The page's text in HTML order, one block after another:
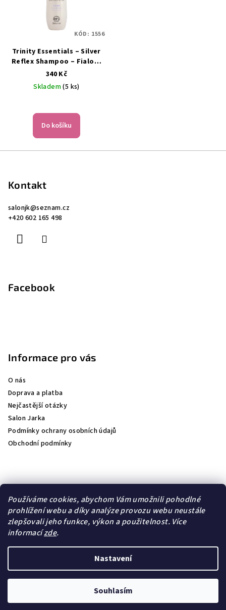
Používáme cookies, abychom Vám umožnili pohodlné
prohlížení webu a díky analýze provozu webu neustále
zlepšovali jeho funkce, výkon a použitelnost. Více
informacízde.
Nastavení
Souhlasím
Trinity Essentials – Silver
Reflex Shampoo – Fialový
šampon pro blond, šedivé
a odbarvené vlasy – 300 ml
340 Kč
Skladem(5 ks)
hodnocení
produktu
z
Do košíku
KÓD: 1556
Kontakt
salonjk@seznam.cz
+420 602 165 498
Facebook
Informace pro vás
O nás
Doprava a platba
Nejčastější otázky
Salon Jarka
Podmínky ochrany osobních údajů
Obchodní podmínky
Vytvořil Shoptet